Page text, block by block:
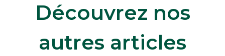
Découvrez nos
autres articles